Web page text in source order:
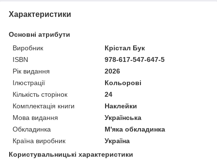
Характеристики
Основні атрибути
Виробник
Крістал Бук
ISBN
978-617-547-647-5
Рік видання
2026
Ілюстрації
Кольорові
Кількість сторінок
24
Комплектація книги
Наклейки
Мова видання
Українська
Обкладинка
М'яка обкладинка
Країна виробник
Україна
Користувальницькі характеристики